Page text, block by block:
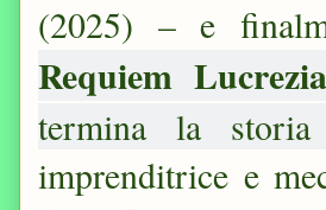
(2025) – e
Requiem
termina la storia
imprenditrice e